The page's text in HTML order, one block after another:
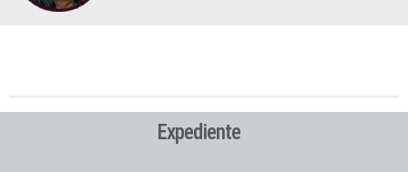
Expediente